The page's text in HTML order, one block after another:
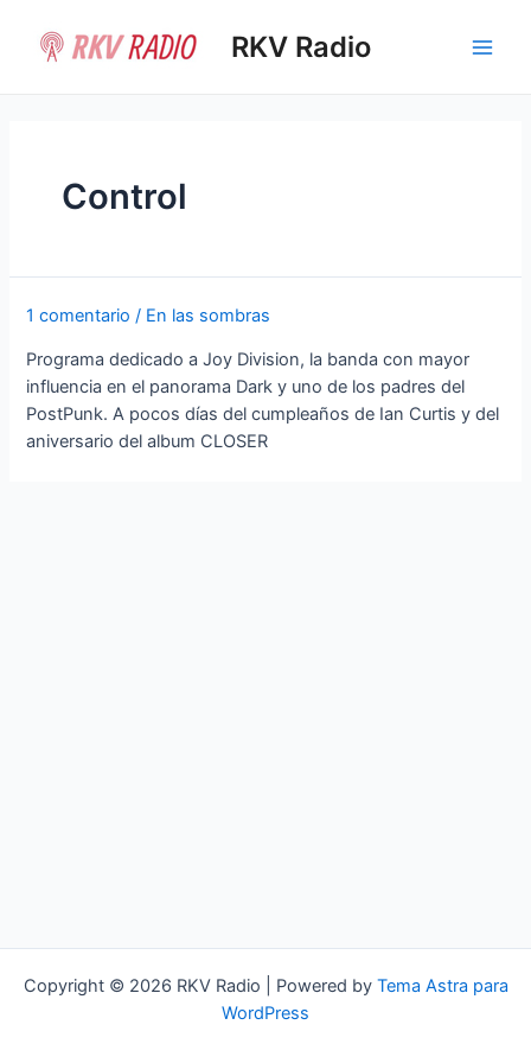
contenido
RKV Radio
Control
1 comentario / En las sombras
Programa dedicado a Joy Division, la banda con mayor
influencia en el panorama Dark y uno de los padres del
PostPunk. A pocos días del cumpleaños de Ian Curtis y del
aniversario del album CLOSER
Copyright © 2026 RKV Radio | Powered by Tema Astra para
WordPress